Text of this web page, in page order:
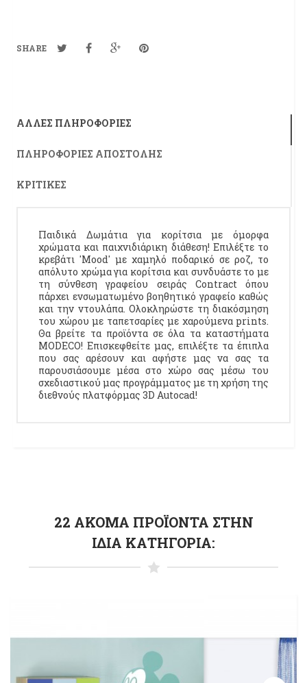
SHARE
ΆΛΛΕΣ ΠΛΗΡΟΦΟΡΊΕΣ
ΠΛΗΡΟΦΟΡΊΕΣ ΑΠΟΣΤΟΛΉΣ
ΚΡΙΤΙΚΈΣ
Παιδικά Δωμάτια για κορίτσια με όμορφα
χρώματα και παιχνιδιάρικη διάθεση! Επιλέξτε το
κρεβάτι 'Mood' με χαμηλό ποδαρικό σε ροζ, το
απόλυτο χρώμα για κορίτσια και συνδυάστε το με
τη σύνθεση γραφείου σειράς Contract όπου
πάρχει ενσωματωμένο βοηθητικό γραφείο καθώς
και την ντουλάπα. Ολοκληρώστε τη διακόσμηση
του χώρου με ταπετσαρίες με χαρούμενα prints.
Θα βρείτε τα προϊόντα σε όλα τα καταστήματα
MODECO! Επισκεφθείτε μας, επιλέξτε τα έπιπλα
που σας αρέσουν και αφήστε μας να σας τα
παρουσιάσουμε μέσα στο χώρο σας μέσω του
σχεδιαστικού μας προγράμματος με τη χρήση της
διεθνούς πλατφόρμας 3D Autocad!
22 ΑΚΌΜΑ ΠΡΟΪΌΝΤΑ ΣΤΗΝ
ΊΔΙΑ ΚΑΤΗΓΟΡΊΑ: